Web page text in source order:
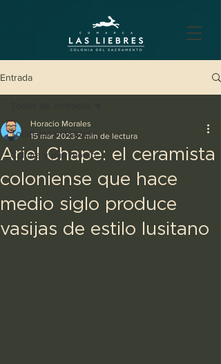
Entrada
Todas las entradas
Cultura y patrimonio
Ariel Chape: el ceramista
coloniense que hace
medio siglo produce
vasijas de estilo lusitano
Horacio Morales
15 mar 2023 2 min de lectura